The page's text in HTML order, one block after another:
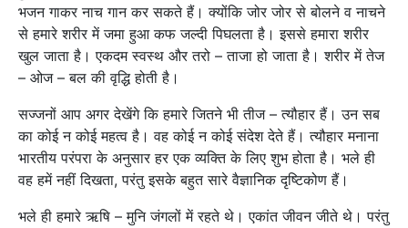
भजन गाकर नाच गान कर सकते हैं। क्योंकि जोर जोर से बोलने व नाचने
से हमारे शरीर में जमा हुआ कफ जल्दी पिघलता है। इससे हमारा शरीर
खुल जाता है। एकदम स्वस्थ और तरो – ताजा हो जाता है। शरीर में तेज
– ओज – बल की वृद्धि होती है।
सज्जनों आप अगर देखेंगे कि हमारे जितने भी तीज – त्यौहार हैं। उन सब
का कोई न कोई महत्व है। वह कोई न कोई संदेश देते हैं। त्यौहार मनाना
भारतीय परंपरा के अनुसार हर एक व्यक्ति के लिए शुभ होता है। भले ही
वह हमें नहीं दिखता, परंतु इसके बहुत सारे वैज्ञानिक दृष्टिकोण हैं।
भले ही हमारे ऋषि – मुनि जंगलों में रहते थे। एकांत जीवन जीते थे। परंतु